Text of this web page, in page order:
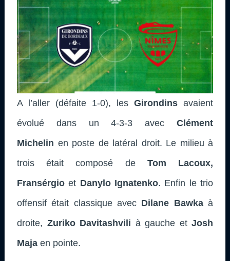
A l’aller (défaite 1-0), les Girondins avaient
évolué dans un 4-3-3 avec Clément
Michelin en poste de latéral droit. Le milieu à
trois était composé de Tom Lacoux,
Fransérgio et Danylo Ignatenko. Enfin le trio
offensif était classique avec Dilane Bawkaà
droite, Zuriko Davitashvili à gauche et Josh
Maja en pointe.